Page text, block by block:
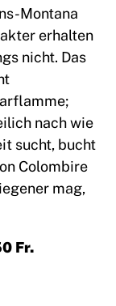
Montana
erhalten
nicht. Das
nach wie
sucht, bucht
Colombire
mag,
Fr.